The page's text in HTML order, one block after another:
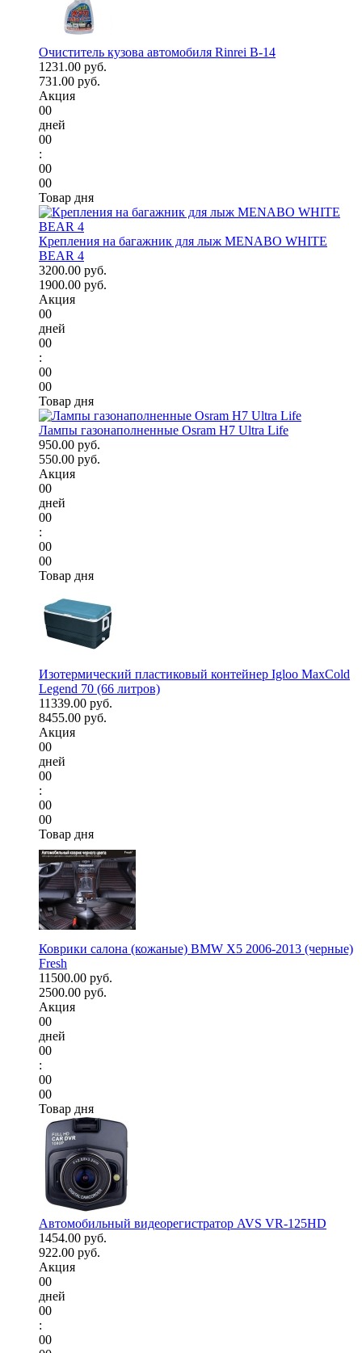
Очиститель кузова автомобиля Rinrei B-14
1231.00 руб.
731.00 руб.
Акция
00
дней
00
:
00
00
Товар дня
Крепления на багажник для лыж MENABO WHITE
BEAR 4
3200.00 руб.
1900.00 руб.
Акция
00
дней
00
:
00
00
Товар дня
Лампы газонаполненные Osram H7 Ultra Life
950.00 руб.
550.00 руб.
Акция
00
дней
00
:
00
00
Товар дня
Изотермический пластиковый контейнер Igloo MaxCold
Legend 70 (66 литров)
11339.00 руб.
8455.00 руб.
Акция
00
дней
00
:
00
00
Товар дня
Коврики салона (кожаные) BMW X5 2006-2013 (черные)
Fresh
11500.00 руб.
2500.00 руб.
Акция
00
дней
00
:
00
00
Товар дня
Автомобильный видеорегистратор AVS VR-125HD
1454.00 руб.
922.00 руб.
Акция
00
дней
00
:
00